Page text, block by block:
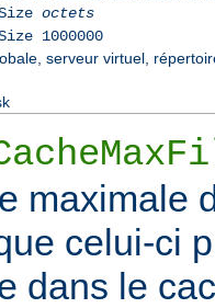
octets
1000000
serveur virtuel,
maximale
celui-ci
dans le